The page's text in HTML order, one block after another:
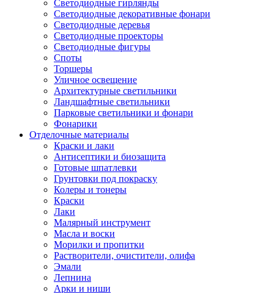
Светодиодные гирлянды
Светодиодные декоративные фонари
Светодиодные деревья
Светодиодные проекторы
Светодиодные фигуры
Споты
Торшеры
Уличное освещение
Архитектурные светильники
Ландшафтные светильники
Парковые светильники и фонари
Фонарики
Отделочные материалы
Краски и лаки
Антисептики и биозащита
Готовые шпатлевки
Грунтовки под покраску
Колеры и тонеры
Краски
Лаки
Малярный инструмент
Масла и воски
Морилки и пропитки
Растворители, очистители, олифа
Эмали
Лепнина
Арки и ниши